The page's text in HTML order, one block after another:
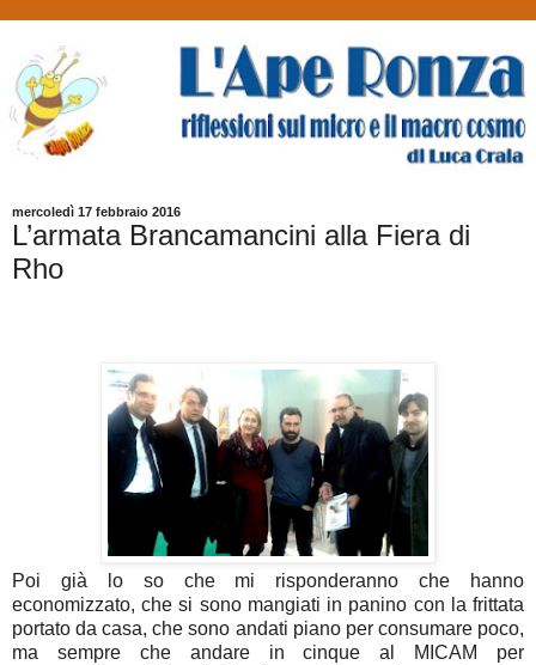
mercoledì 17 febbraio 2016
L’armata Brancamancini alla Fiera di
Rho
Poi già lo so che mi risponderanno che hanno
economizzato, che si sono mangiati in panino con la frittata
portato da casa, che sono andati piano per consumare poco,
ma sempre che andare in cinque al MICAM per